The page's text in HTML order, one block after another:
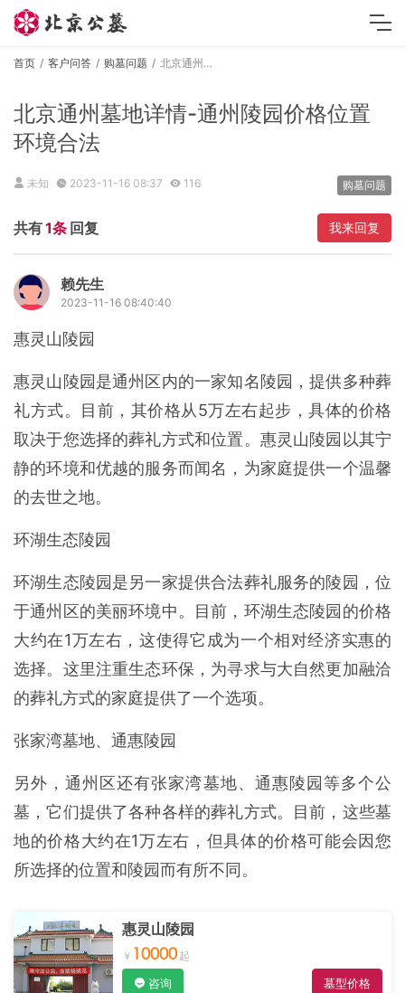
首页 客户问答 购墓问题 北京通州墓地详情-通州陵园价格位置环境合法
北京通州墓地详情-通州陵园价格位置
环境合法
未知 2023-11-16 08:37 116 购墓问题
共有1条 回复 我来回复
赖先生
2023-11-16 08:40:40
惠灵山陵园
惠灵山陵园是通州区内的一家知名陵园，提供多种葬
礼方式。目前，其价格从5万左右起步，具体的价格
取决于您选择的葬礼方式和位置。惠灵山陵园以其宁
静的环境和优越的服务而闻名，为家庭提供一个温馨
的去世之地。
环湖生态陵园
环湖生态陵园是另一家提供合法葬礼服务的陵园，位
于通州区的美丽环境中。目前，环湖生态陵园的价格
大约在1万左右，这使得它成为一个相对经济实惠的
选择。这里注重生态环保，为寻求与大自然更加融洽
的葬礼方式的家庭提供了一个选项。
张家湾墓地、通惠陵园
另外，通州区还有张家湾墓地、通惠陵园等多个公
墓，它们提供了各种各样的葬礼方式。目前，这些墓
地的价格大约在1万左右，但具体的价格可能会因您
所选择的位置和陵园而有所不同。
惠灵山陵园
10000
咨询 墓型价格